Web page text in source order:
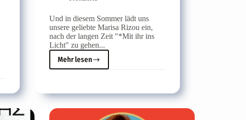
Und in diesem Sommer lädt uns
unsere geliebte Marisa Rizou ein,
nach der langen Zeit "*Mit ihr ins
Licht" zu gehen...
Mehr lesen
Mariza
Rizou
den
04.